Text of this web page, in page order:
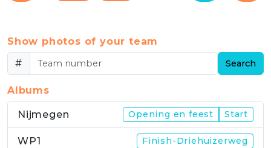
Show photos of your team
#
Search
Albums
Nijmegen Opening en feest Start
WP1 Finish-Driehuizerweg